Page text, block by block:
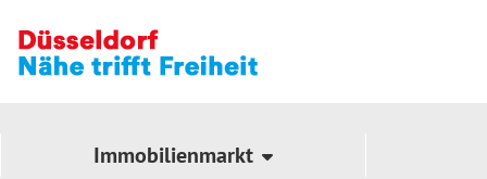
Immobilienmarkt